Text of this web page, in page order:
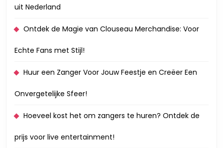
uit Nederland
Ontdek de Magie van Clouseau Merchandise: Voor
Echte Fans met Stijl!
Huur een Zanger Voor Jouw Feestje en Creëer Een
Onvergetelijke Sfeer!
Hoeveel kost het om zangers te huren? Ontdek de
prijs voor live entertainment!